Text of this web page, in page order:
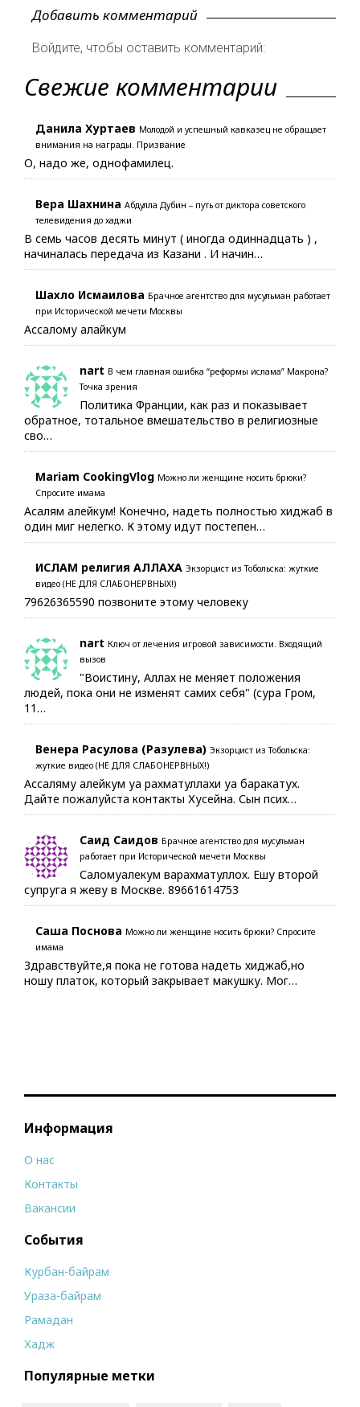
Добавить комментарий
Войдите, чтобы оставить комментарий:
Свежие комментарии
Данила Хуртаев Молодой и успешный кавказец не обращает
внимания на награды. Призвание
О, надо же, однофамилец.
Вера Шахнина Абдулла Дубин – путь от диктора советского
телевидения до хаджи
В семь часов десять минут ( иногда одиннадцать ) ,
начиналась передача из Казани . И начин…
Шахло Исмаилова Брачное агентство для мусульман работает
при Исторической мечети Москвы
Ассалому алайкум
nart В чем главная ошибка “реформы ислама” Макрона?
Точка зрения
Политика Франции, как раз и показывает
обратное, тотальное вмешательство в религиозные
сво…
Mariam CookingVlog Можно ли женщине носить брюки?
Спросите имама
Асалям алейкум! Конечно, надеть полностью хиджаб в
один миг нелегко. К этому идут постепен…
ИСЛАМ религия АЛЛАХА Экзорцист из Тобольска: жуткие
видео (НЕ ДЛЯ СЛАБОНЕРВНЫХ!)
79626365590 позвоните этому человеку
nart Ключ от лечения игровой зависимости. Входящий
вызов
"Воистину, Аллах не меняет положения
людей, пока они не изменят самих себя" (сура Гром,
11…
Венера Расулова (Разулева) Экзорцист из Тобольска:
жуткие видео (НЕ ДЛЯ СЛАБОНЕРВНЫХ!)
Ассаляму алейкум уа рахматуллахи уа баракатух.
Дайте пожалуйста контакты Хусейна. Сын псих…
Саид Саидов Брачное агентство для мусульман
работает при Исторической мечети Москвы
Саломуалекум варахматуллох. Ешу второй
супруга я жеву в Москве. 89661614753
Саша Поснова Можно ли женщине носить брюки? Спросите
имама
Здравствуйте,я пока не готова надеть хиджаб,но
ношу платок, который закрывает макушку. Мог…
Информация
О нас
Контакты
Вакансии
События
Курбан-байрам
Ураза-байрам
Рамадан
Хадж
Популярные метки